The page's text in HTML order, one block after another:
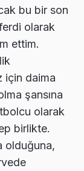
bu bir son
olarak
ettim.
için daima
şansına
olarak
birlikte.
olduğuna,